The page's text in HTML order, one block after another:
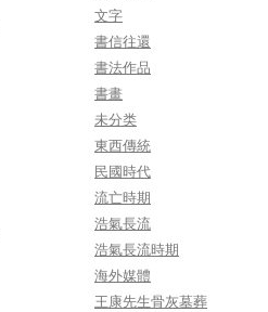
文字
書信往還
書法作品
書畫
未分类
東西傳統
民國時代
流亡時期
浩氣長流
浩氣長流時期
海外媒體
王康先生骨灰墓葬